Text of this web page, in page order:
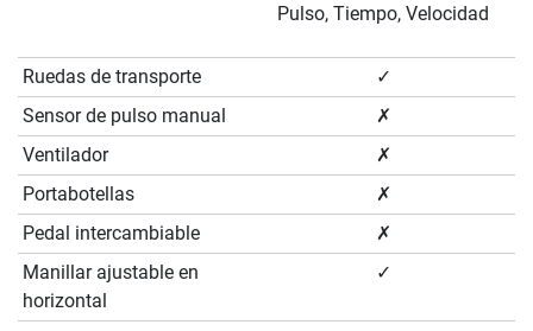
Pulso, Tiempo, Velocidad
Ruedas de transporte
✓
Sensor de pulso manual
✗
Ventilador
✗
Portabotellas
✗
Pedal intercambiable
✗
Manillar ajustable en
horizontal
✓